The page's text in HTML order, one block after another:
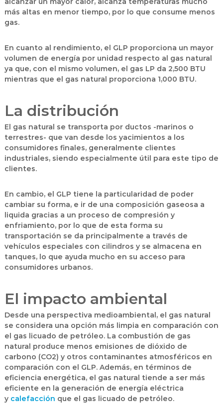
más altas en menor tiempo, por lo que consume menos
gas.
En cuanto al rendimiento, el GLP proporciona un mayor
volumen de energía por unidad respecto al gas natural
ya que, con el mismo volumen, el gas LP da 2,500 BTU
mientras que el gas natural proporciona 1,000 BTU.
La distribución
El gas natural se transporta por ductos -marinos o
terrestres- que van desde los yacimientos a los
consumidores finales, generalmente clientes
industriales, siendo especialmente útil para este tipo de
clientes.
En cambio, el GLP tiene la particularidad de poder
cambiar su forma, e ir de una composición gaseosa a
liquida gracias a un proceso de compresión y
enfriamiento, por lo que de esta forma su
transportación se da principalmente a través de
vehículos especiales con cilindros y se almacena en
tanques, lo que ayuda mucho en su acceso para
consumidores urbanos.
El impacto ambiental
Desde una perspectiva medioambiental, el gas natural
se considera una opción más limpia en comparación con
el gas licuado de petróleo. La combustión de gas
natural produce menos emisiones de dióxido de
carbono (CO2) y otros contaminantes atmosféricos en
comparación con el GLP. Además, en términos de
eficiencia energética, el gas natural tiende a ser más
eficiente en la generación de energía eléctrica
y calefacción que el gas licuado de petróleo.